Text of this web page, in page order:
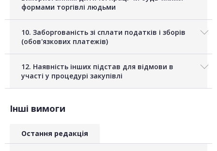
формами торгівлі людьми
10. Заборгованість зі сплати податків і зборів
(обов'язкових платежів)
12. Наявність інших підстав для відмови в
участі у процедурі закупівлі
Інші вимоги
Остання редакція